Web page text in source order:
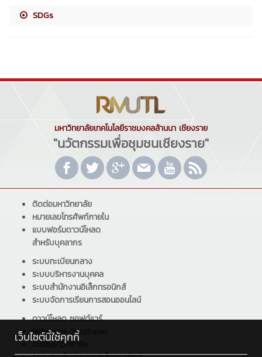
SDGs
มหาวิทยาลัยเทคโนโลยีราชมงคลล้านนา เชียงราย
"นวัตกรรมเพื่อชุมชนเชียงราย"
ติดต่อมหาวิทยาลัย
หมายเลขโทรศัพท์ภายใน
แบบฟอร์มดาวน์โหลด
สำหรับบุคลากร
ระบบทะเบียนกลาง
ระบบบริหารงานบุคคล
ระบบสำนักงานอิเล็กทรอนิกส์
ระบบจัดการเรียนการสอนออนไลน์
ดาวน์โหลด ซอฟต์แวร์
Reference Databases
อีเมลมหาวิทยาลัย
เว็บไซต์นี้ใช้คุกกี้